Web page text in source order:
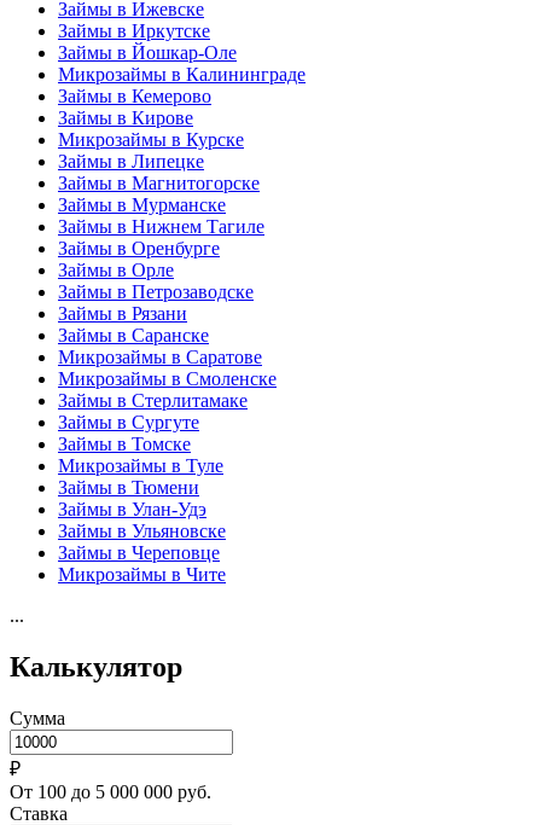
Займы в Ижевске
Займы в Иркутске
Займы в Йошкар-Оле
Микрозаймы в Калининграде
Займы в Кемерово
Займы в Кирове
Микрозаймы в Курске
Займы в Липецке
Займы в Магнитогорске
Займы в Мурманске
Займы в Нижнем Тагиле
Займы в Оренбурге
Займы в Орле
Займы в Петрозаводске
Займы в Рязани
Займы в Саранске
Микрозаймы в Саратове
Микрозаймы в Смоленске
Займы в Стерлитамаке
Займы в Сургуте
Займы в Томске
Микрозаймы в Туле
Займы в Тюмени
Займы в Улан-Удэ
Займы в Ульяновске
Займы в Череповце
Микрозаймы в Чите
...
Калькулятор
Сумма
₽
От 100 до 5 000 000 руб.
Ставка